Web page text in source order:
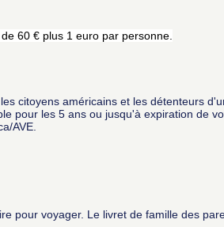
60 € plus 1 euro par personne.
citoyens américains et les détenteurs
pour les 5 ans ou jusqu'à expiration de
AVE.
pour voyager. Le livret de famille des